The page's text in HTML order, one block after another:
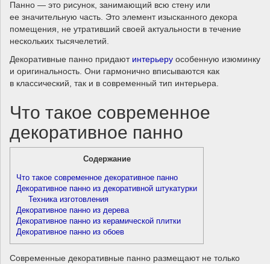
Панно — это рисунок, занимающий всю стену или
ее значительную часть. Это элемент изысканного декора
помещения, не утративший своей актуальности в течение
нескольких тысячелетий.
Декоративные панно придают интерьеру особенную изюминку
и оригинальность. Они гармонично вписываются как
в классический, так и в современный тип интерьера.
Что такое современное
декоративное панно
Содержание
Что такое современное декоративное панно
Декоративное панно из декоративной штукатурки
Техника изготовления
Декоративное панно из дерева
Декоративное панно из керамической плитки
Декоративное панно из обоев
Современные декоративные панно размещают не только